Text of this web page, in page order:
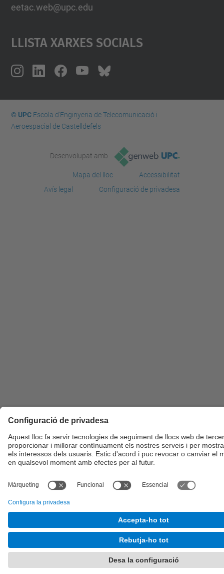
eetac.web@upc.edu
Llista Xarxes Socials
© UPCEscola d'Enginyeria de Telecomunicació i
Aeroespacial de Castelldefels
Desenvolupat amb
Mapa del lloc
Accessibilitat
Avís legal
Configuració de privadesa